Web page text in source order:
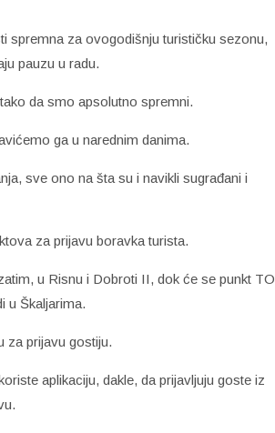
spremna za ovogodišnju turističku sezonu,
pauzu u radu.
da smo apsolutno spremni.
ga u narednim danima.
sve ono na šta su i navikli sugrađani i
za prijavu boravka turista.
u Risnu i Dobroti II, dok će se punkt TO
u Škaljarima.
za prijavu gostiju.
aplikaciju, dakle, da prijavljuju goste iz